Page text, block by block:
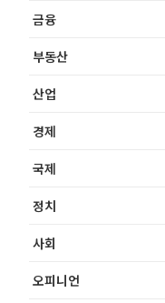
금융
부동산
산업
경제
국제
정치
사회
오피니언